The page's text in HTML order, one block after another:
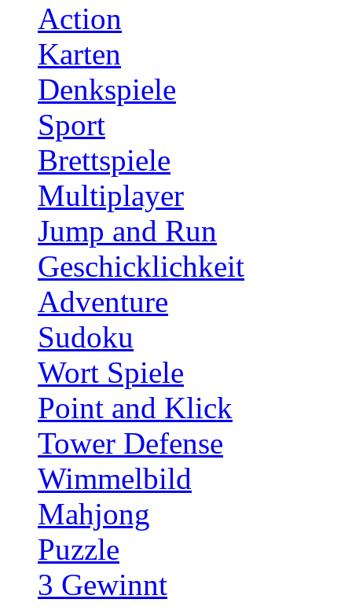
Action
Karten
Denkspiele
Sport
Brettspiele
Multiplayer
Jump and Run
Geschicklichkeit
Adventure
Sudoku
Wort Spiele
Point and Klick
Tower Defense
Wimmelbild
Mahjong
Puzzle
3 Gewinnt